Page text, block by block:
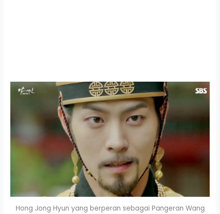
Hong Jong Hyun yang berperan sebagai Pangeran Wang